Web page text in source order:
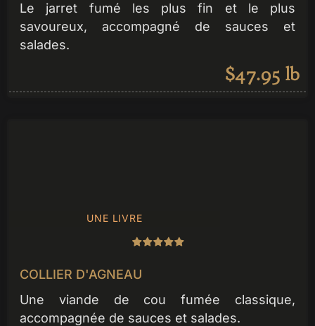
Le jarret fumé les plus fin et le plus
savoureux, accompagné de sauces et
salades.
$47.95 lb
UNE LIVRE
COLLIER D'AGNEAU
Une viande de cou fumée classique,
accompagnée de sauces et salades.